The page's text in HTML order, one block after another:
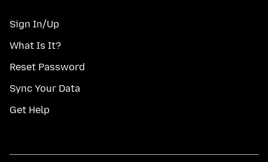
Sign In/Up
What Is It?
Reset Password
Sync Your Data
Get Help